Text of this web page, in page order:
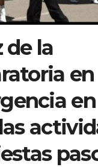
de la
en